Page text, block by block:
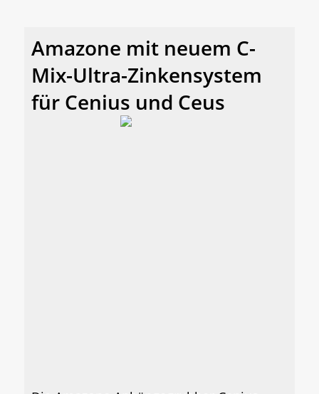
Amazone mit neuem C-
Mix-Ultra-Zinkensystem
für Cenius und Ceus